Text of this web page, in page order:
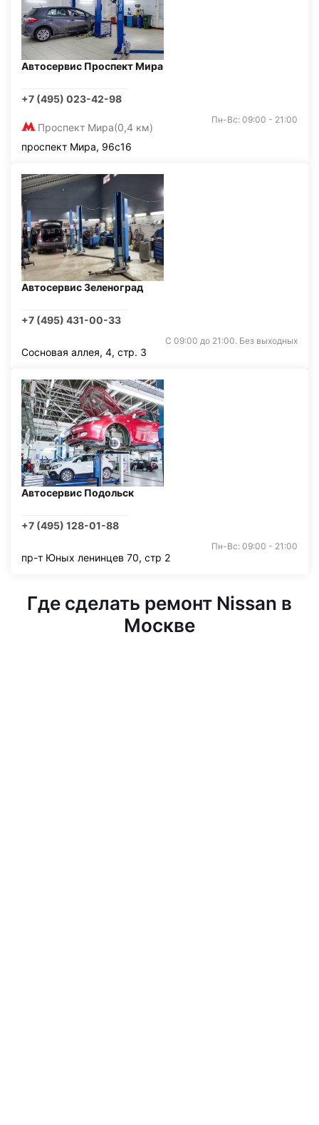
Автосервис Проспект Мира
+7 (495) 023-42-98
Проспект Мира(0,4 км)
Пн-Вс: 09:00 - 21:00
проспект Мира, 96с16
Автосервис Зеленоград
+7 (495) 431-00-33
С 09:00 до 21:00. Без выходных
Сосновая аллея, 4, стр. 3
Автосервис Подольск
+7 (495) 128-01-88
Пн-Вс: 09:00 - 21:00
пр-т Юных ленинцев 70, стр 2
Где сделать ремонт Nissan в
Москве